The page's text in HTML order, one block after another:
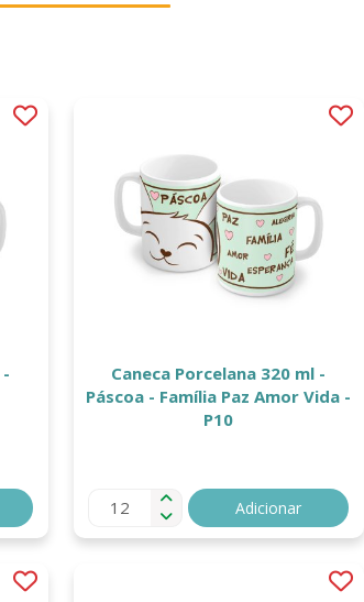
Caneca Porcelana 320 ml -
Páscoa - Família Paz Amor Vida -
P10
Adicionar